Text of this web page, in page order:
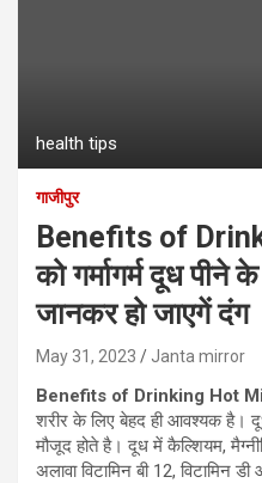
health tips
गाजीपुर
Benefits of
को गर्मागर्म दूध
जानकर हो जाएगें दंग
May 31, 2023 Janta mirror
Benefits of Drinking Hot
शरीर के लिए बेहद ही आवश्‍यक है।
मौजूद होते है। दूध में कैल्शियम,
अलावा विटामिन बी 12, विटामिन